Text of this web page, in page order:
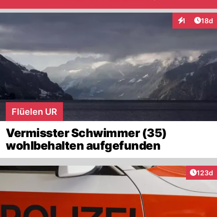
1 18d
Flüelen UR
Vermisster Schwimmer (35)
wohlbehalten aufgefunden
123d